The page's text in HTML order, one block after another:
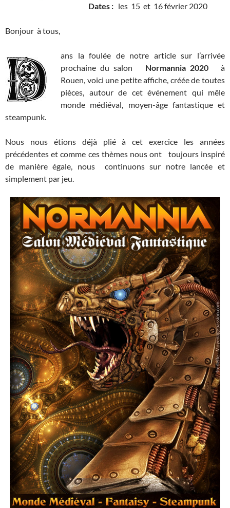
Dates : les 15 et 16 février 2020
Bonjour à tous,
ans la foulée de notre article sur l’arrivée
prochaine du salon Normannia 2020à
Rouen, voici une petite affiche, créée de toutes
pièces, autour de cet événement qui mêle
monde médiéval, moyen-âge fantastique et
steampunk.
Nous nous étions déjà plié à cet exercice les années
précédentes et comme ces thèmes nous ont toujours inspiré
de manière égale, nous continuons sur notre lancée et
simplement par jeu.